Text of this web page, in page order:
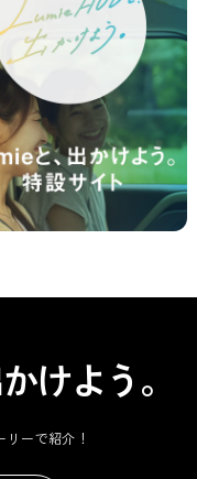
けよう。
ーで紹介！